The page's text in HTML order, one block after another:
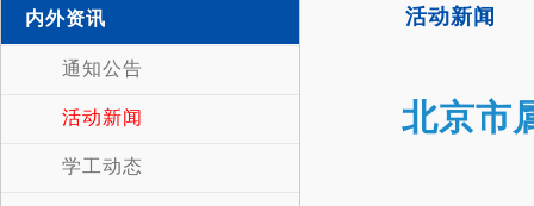
内外资讯
通知公告
活动新闻
学工动态
活动新闻
北京市